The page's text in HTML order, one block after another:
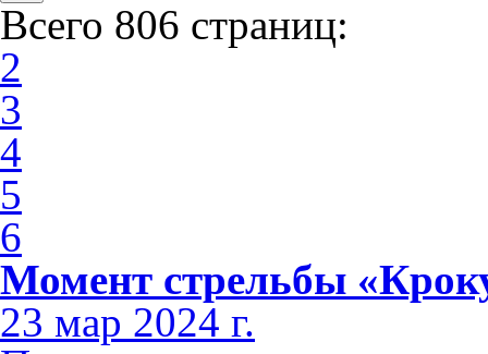
Всего 806 страниц:
2
3
4
5
6
Момент стрельбы
23 мар 2024 г.